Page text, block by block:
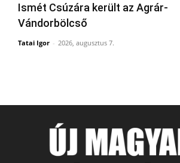
Ismét Csúzára került az Agrár-
Vándorbölcső
Tatai Igor - 2026, augusztus 7.